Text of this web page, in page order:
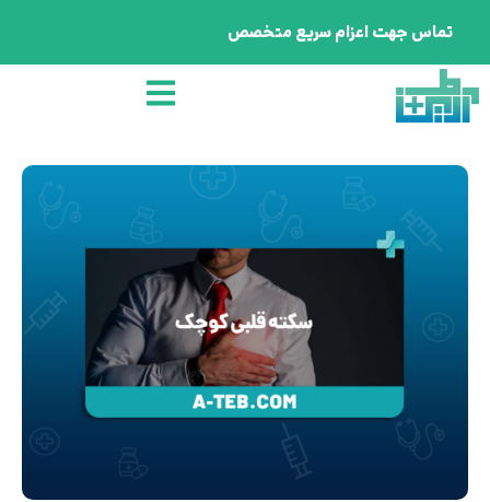
تماس جهت اعزام سریع متخصص